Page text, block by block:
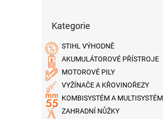
a
n
p
a
kategorie
Kategorie
STIHL VÝHODNĚ
AKUMULÁTOROVÉ PŘÍSTROJE
MOTOROVÉ PILY
VYŽÍNAČE A KŘOVINOŘEZY
KOMBISYSTÉM A MULTISYSTÉM
ZAHRADNÍ NŮŽKY